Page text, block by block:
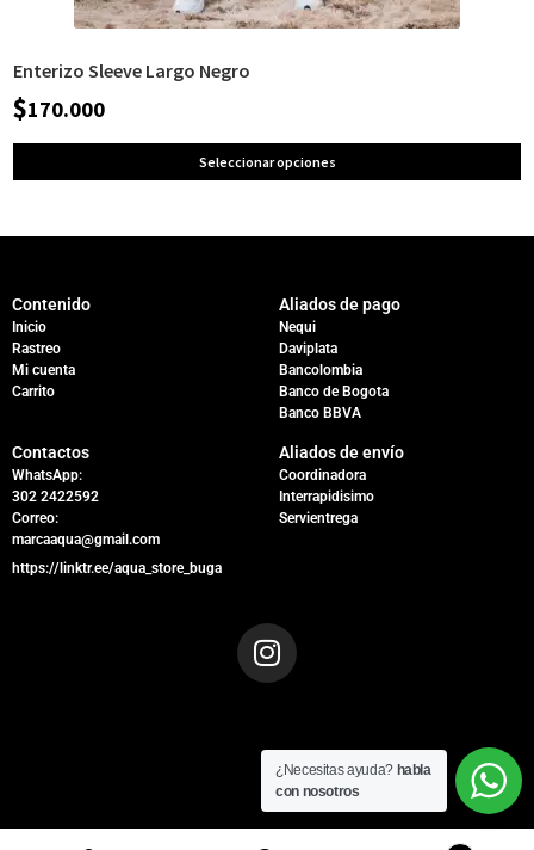
Enterizo Sleeve Largo Negro
$170.000
Seleccionar opciones
Contenido
Inicio
Rastreo
Mi cuenta
Carrito
Aliados de pago
Nequi
Daviplata
Bancolombia
Banco de Bogota
Banco BBVA
Contactos
WhatsApp:
302 2422592
Correo:
marcaaqua@gmail.com
https://linktr.ee/aqua_store_buga
Aliados de envío
Coordinadora
Interrapidisimo
Servientrega
¿Necesitas ayuda? habla
con nosotros